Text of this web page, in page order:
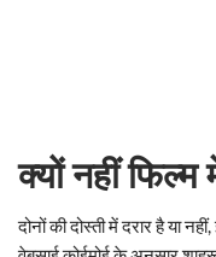
क्यों नहीं
दोनों की दोस्ती में दरार है या